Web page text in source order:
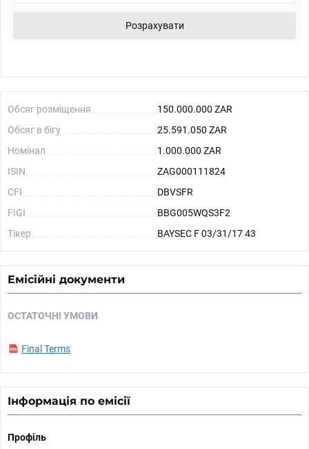
Розрахувати
Обсяг розміщення
150.000.000 ZAR
Обсяг в бігу
25.591.050 ZAR
Номінал
1.000.000 ZAR
ISIN
ZAG000111824
CFI
DBVSFR
FIGI
BBG005WQS3F2
Тікер
BAYSEC F 03/31/17 43
Емісійні документи
ОСТАТОЧНІ УМОВИ
Final Terms
Інформація по емісії
Профіль